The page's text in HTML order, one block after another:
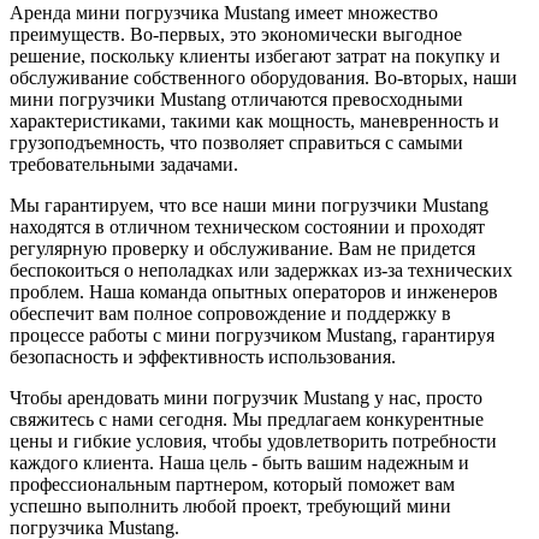
Аренда мини погрузчика Mustang имеет множество
преимуществ. Во-первых, это экономически выгодное
решение, поскольку клиенты избегают затрат на покупку и
обслуживание собственного оборудования. Во-вторых, наши
мини погрузчики Mustang отличаются превосходными
характеристиками, такими как мощность, маневренность и
грузоподъемность, что позволяет справиться с самыми
требовательными задачами.
Мы гарантируем, что все наши мини погрузчики Mustang
находятся в отличном техническом состоянии и проходят
регулярную проверку и обслуживание. Вам не придется
беспокоиться о неполадках или задержках из-за технических
проблем. Наша команда опытных операторов и инженеров
обеспечит вам полное сопровождение и поддержку в
процессе работы с мини погрузчиком Mustang, гарантируя
безопасность и эффективность использования.
Чтобы арендовать мини погрузчик Mustang у нас, просто
свяжитесь с нами сегодня. Мы предлагаем конкурентные
цены и гибкие условия, чтобы удовлетворить потребности
каждого клиента. Наша цель - быть вашим надежным и
профессиональным партнером, который поможет вам
успешно выполнить любой проект, требующий мини
погрузчика Mustang.